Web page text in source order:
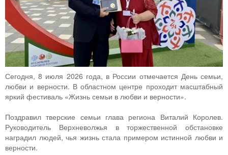
Сегодня, 8 июля 2026 года, в России отмечается День семьи,
любви и верности. В областном центре проходит масштабный
яркий фестиваль «Жизнь семьи в любви и верности».
Поздравил тверские семьи глава региона Виталий Королев.
Руководитель Верхневолжья в торжественной обстановке
наградил людей, чья жизнь стала примером истинной любви и
верности.